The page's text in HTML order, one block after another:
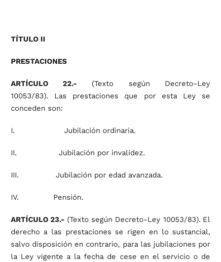
TÍTULO II
PRESTACIONES
ARTÍCULO 22.- (Texto según Decreto-Ley
10053/83). Las prestaciones que por esta Ley se
conceden son:
I. Jubilación ordinaria.
II. Jubilación por invalidez.
III. Jubilación por edad avanzada.
IV. Pensión.
ARTÍCULO 23.- (Texto según Decreto-Ley 10053/83). El
derecho a las prestaciones se rigen en lo sustancial,
salvo disposición en contrario, para las jubilaciones por
la Ley vigente a la fecha de cese en el servicio o de